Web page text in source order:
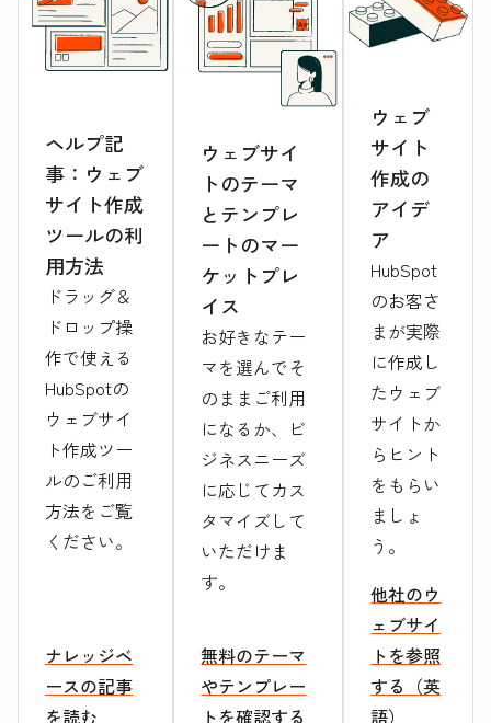
ヘルプ記
事：ウェブ
サイト作成
ツールの利
用方法
ドラッグ＆
ドロップ操
作で使える
HubSpotの
ウェブサイ
ト作成ツー
ルのご利用
方法をご覧
ください。
ナレッジベ
ースの記事
を読む
ウェブサイ
トのテーマ
とテンプレ
ートのマー
ケットプレ
イス
お好きなテー
マを選んでそ
のままご利用
になるか、ビ
ジネスニーズ
に応じてカス
タマイズして
いただけま
す。
無料のテーマ
やテンプレー
トを確認する
ウェブ
サイト
作成の
アイデ
ア
HubSpot
のお客さ
まが実際
に作成し
たウェブ
サイトか
らヒント
をもらい
ましょ
う。
他社のウ
ェブサイ
トを参照
する（英
語）